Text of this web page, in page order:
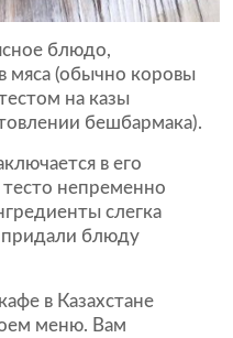
блюдо,
мяса (обычно коровы
на казы
бешбармака).
в его
непременно
слегка
придали блюду
в Казахстане
меню. Вам